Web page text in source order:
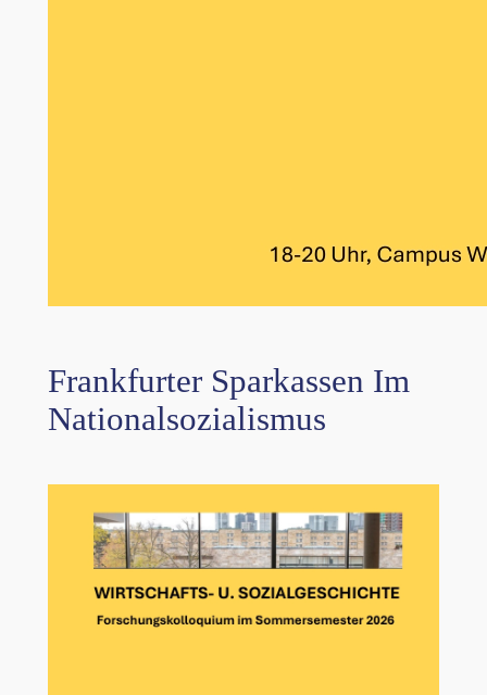
Frankfurter Sparkassen Im
Nationalsozialismus